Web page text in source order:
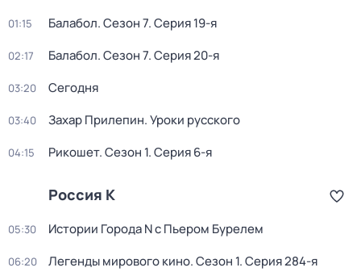
01:15 Балабол. Сезон 7. Серия 19-я
02:17 Балабол. Сезон 7. Серия 20-я
03:20 Сегодня
03:40 Захар Прилепин. Уроки русского
04:15 Рикошет. Сезон 1. Серия 6-я
Россия К
05:30 Истории Города N с Пьером Бурелем
06:20 Легенды мирового кино. Сезон 1. Серия 284-я